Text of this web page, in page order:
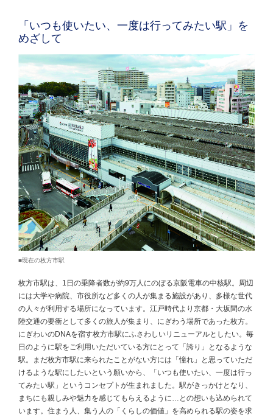
「いつも使いたい、一度は行ってみたい駅」を
めざして
■現在の枚方市駅
枚方市駅は、1日の乗降者数が約9万人にのぼる京阪電車の中核駅。周辺
には大学や病院、市役所など多くの人が集まる施設があり、多様な世代
の人々が利用する場所になっています。江戸時代より京都・大坂間の水
陸交通の要衝として多くの旅人が集まり、にぎわう場所であった枚方。
にぎわいのDNAを宿す枚方市駅にふさわしいリニューアルとしたい。毎
日のように駅をご利用いただいている方にとって「誇り」となるような
駅。まだ枚方市駅に来られたことがない方には「憧れ」と思っていただ
けるような駅にしたいという願いから、「いつも使いたい、一度は行っ
てみたい駅」というコンセプトが生まれました。駅がきっかけとなり、
まちにも親しみや魅力を感じてもらえるように…との想いも込められて
います。住まう人、集う人の「くらしの価値」を高められる駅の姿を求